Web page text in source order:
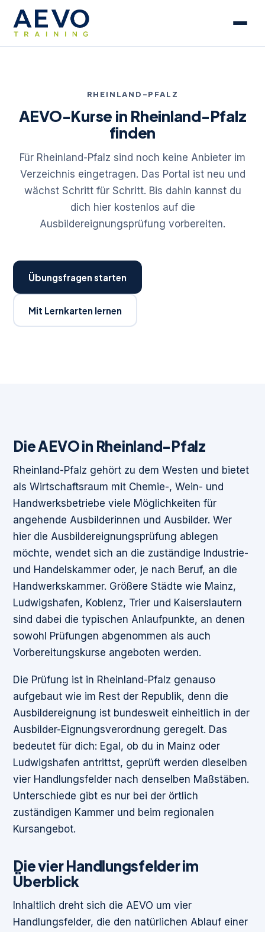
RHEINLAND-PFALZ
AEVO-Kurse in Rheinland-Pfalz
finden
Für Rheinland-Pfalz sind noch keine Anbieter im
Verzeichnis eingetragen. Das Portal ist neu und
wächst Schritt für Schritt. Bis dahin kannst du
dich hier kostenlos auf die
Ausbildereignungsprüfung vorbereiten.
Übungsfragen starten
Mit Lernkarten lernen
Die AEVO in Rheinland-Pfalz
Rheinland-Pfalz gehört zu dem Westen und bietet
als Wirtschaftsraum mit Chemie-, Wein- und
Handwerksbetriebe viele Möglichkeiten für
angehende Ausbilderinnen und Ausbilder. Wer
hier die Ausbildereignungsprüfung ablegen
möchte, wendet sich an die zuständige Industrie-
und Handelskammer oder, je nach Beruf, an die
Handwerkskammer. Größere Städte wie Mainz,
Ludwigshafen, Koblenz, Trier und Kaiserslautern
sind dabei die typischen Anlaufpunkte, an denen
sowohl Prüfungen abgenommen als auch
Vorbereitungskurse angeboten werden.
Die Prüfung ist in Rheinland-Pfalz genauso
aufgebaut wie im Rest der Republik, denn die
Ausbildereignung ist bundesweit einheitlich in der
Ausbilder-Eignungsverordnung geregelt. Das
bedeutet für dich: Egal, ob du in Mainz oder
Ludwigshafen antrittst, geprüft werden dieselben
vier Handlungsfelder nach denselben Maßstäben.
Unterschiede gibt es nur bei der örtlich
zuständigen Kammer und beim regionalen
Kursangebot.
Die vier Handlungsfelder im
Überblick
Inhaltlich dreht sich die AEVO um vier
Handlungsfelder, die den natürlichen Ablauf einer